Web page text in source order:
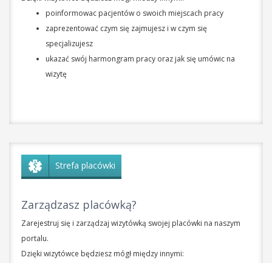
poinformowac pacjentów o swoich miejscach pracy
zaprezentować czym się zajmujesz i w czym się
specjalizujesz
ukazać swój harmongram pracy oraz jak się umówic na
wizytę
Strefa placówki
Zarządzasz placówką?
Zarejestruj się i zarządzaj wizytówką swojej placówki na naszym
portalu.
Dzięki wizytówce będziesz mógł między innymi: